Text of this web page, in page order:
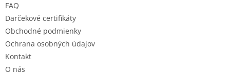
FAQ
Darčekové certifikáty
Obchodné podmienky
Ochrana osobných údajov
Kontakt
O nás